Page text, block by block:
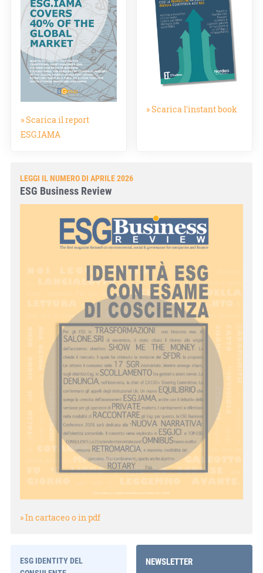
» Scarica il report
ESG.IAMA
» Scarica l'instant book
LEGGI IL NUMERO DI APRILE 2026
ESG Business Review
» In cartaceo o in pdf
ESG IDENTITY DEL
NEWSLETTER